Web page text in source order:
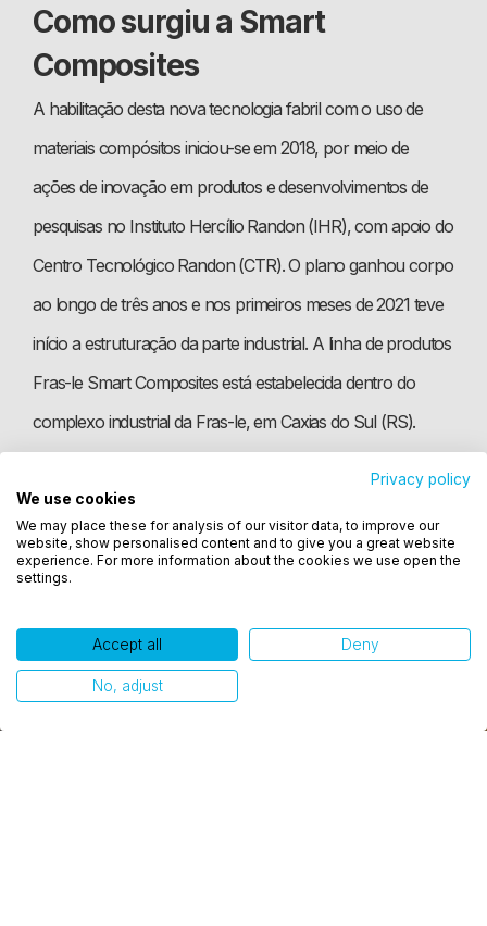
Utilizamos cookies para oferecer melhor
experiência, melhorar o desempenho, analisar
como você interage em nosso site e personalizar
conteúdo. Ao utilizar este site, você concorda com
Ok, entendi!
Como surgiu a Smart
Composites
A habilitação desta nova tecnologia fabril com o uso de
materiais compósitos iniciou-se em 2018, por meio de
ações de inovação em produtos e desenvolvimentos de
pesquisas no Instituto Hercílio Randon (IHR), com apoio do
Centro Tecnológico Randon (CTR). O plano ganhou corpo
ao longo de três anos e nos primeiros meses de 2021 teve
início a estruturação da parte industrial. A linha de produtos
Fras-le Smart Composites está estabelecida dentro do
complexo industrial da Fras-le, em Caxias do Sul (RS).
Privacy policy
We use cookies
We may place these for analysis of our visitor data, to improve our
website, show personalised content and to give you a great website
experience. For more information about the cookies we use open the
settings.
Accept all Deny
No, adjust